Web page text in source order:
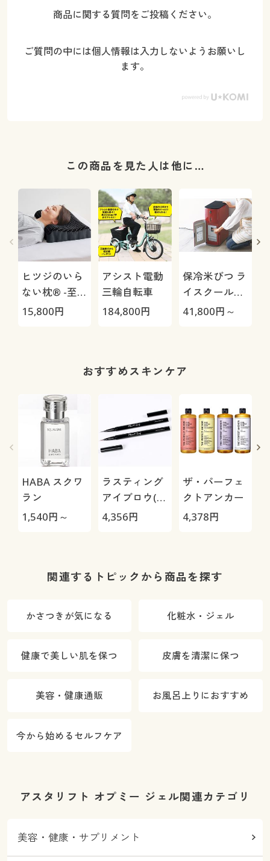
商品に関する質問をご投稿ください。
ご質問の中には個人情報は入力しないようお願いし
ます。
この商品を見た人は他に…
ヒツジのいら
ない枕® -至
極-
15,800円
アシスト電動
三輪自転車
184,800円
保冷米びつ ラ
イスクール
HRC-
41,800円～
おすすめスキンケア
HABA スクワ
ラン
1,540円～
ラスティング
アイブロウ(2
本組)
4,356円
ザ・パーフェ
クトアンカー
4,378円
関連するトピックから商品を探す
かさつきが気になる 化粧水・ジェル
健康で美しい肌を保つ 皮膚を清潔に保つ
美容・健康通販 お風呂上りにおすすめ
今から始めるセルフケア
アスタリフト オプミー ジェル関連カテゴリ
美容・健康・サプリメント